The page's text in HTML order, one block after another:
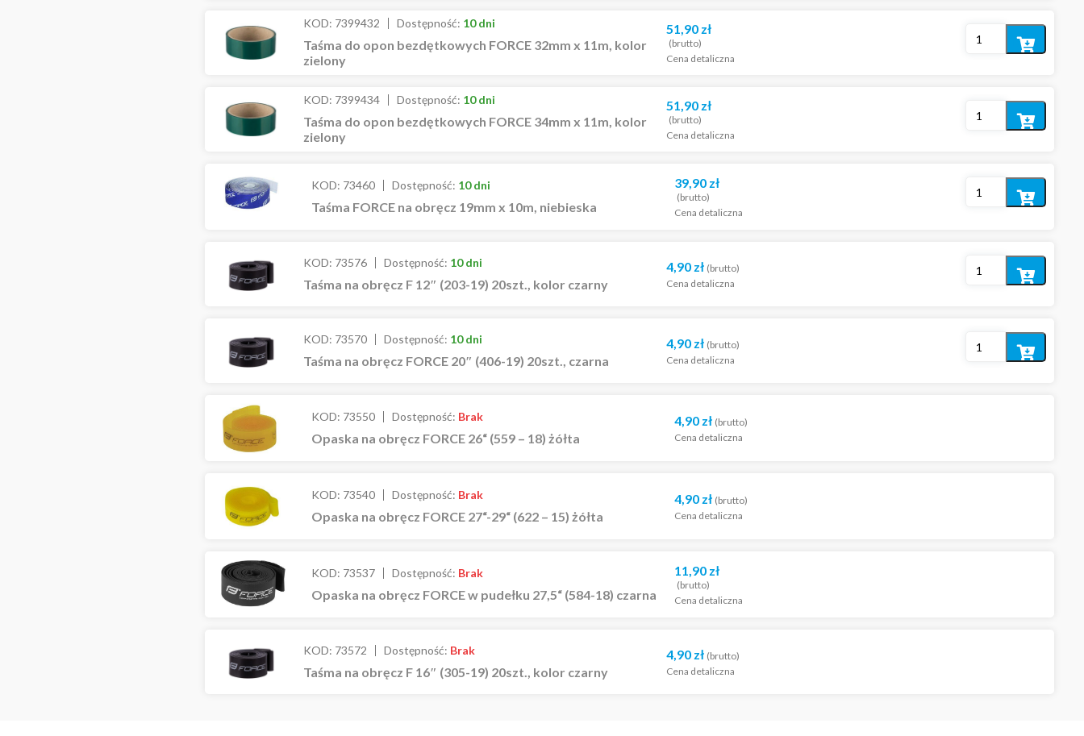
KOD: 7399432 Dostępność: 10 dni
Taśma do opon bezdętkowych FORCE 32mm x 11m, kolor
zielony
51,90 zł
(brutto)
Cena detaliczna
Dodaj
KOD: 7399434 Dostępność: 10 dni
Taśma do opon bezdętkowych FORCE 34mm x 11m, kolor
zielony
51,90 zł
(brutto)
Cena detaliczna
Dodaj
KOD: 73460 Dostępność: 10 dni
Taśma FORCE na obręcz 19mm x 10m, niebieska
39,90 zł
(brutto)
Cena detaliczna
Dodaj
KOD: 73576 Dostępność: 10 dni
Taśma na obręcz F 12″ (203-19) 20szt., kolor czarny
4,90 zł (brutto)
Cena detaliczna
Dodaj
KOD: 73570 Dostępność: 10 dni
Taśma na obręcz FORCE 20″ (406-19) 20szt., czarna
4,90 zł (brutto)
Cena detaliczna
Dodaj
KOD: 73550 Dostępność: Brak
Opaska na obręcz FORCE 26“ (559 – 18) żółta
4,90 zł (brutto)
Cena detaliczna
KOD: 73540 Dostępność: Brak
Opaska na obręcz FORCE 27“-29“ (622 – 15) żółta
4,90 zł (brutto)
Cena detaliczna
KOD: 73537 Dostępność: Brak
Opaska na obręcz FORCE w pudełku 27,5“ (584-18) czarna
11,90 zł
(brutto)
Cena detaliczna
KOD: 73572 Dostępność: Brak
Taśma na obręcz F 16″ (305-19) 20szt., kolor czarny
4,90 zł (brutto)
Cena detaliczna